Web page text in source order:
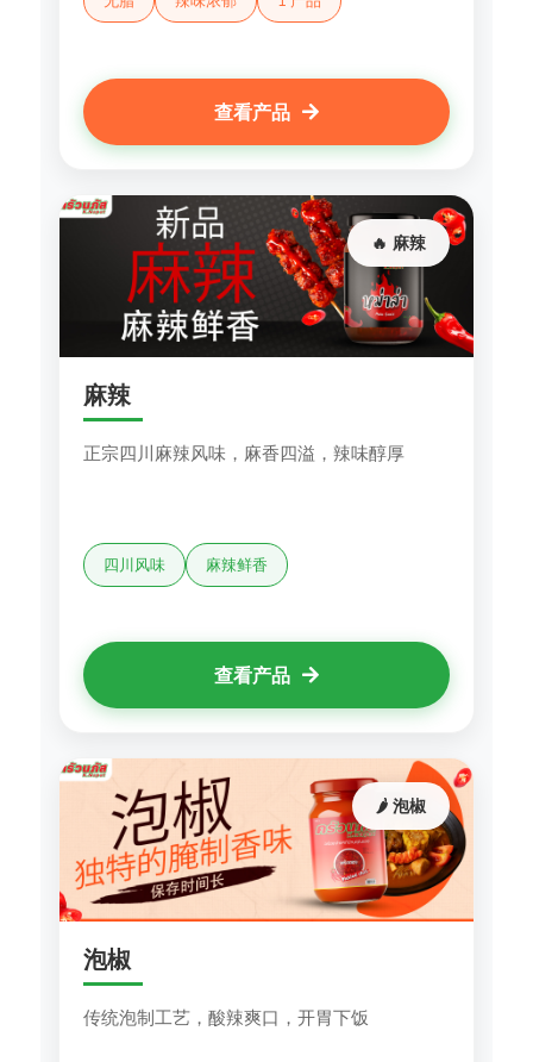
查看产品
🔥 麻辣
麻辣
正宗四川麻辣风味，麻香四溢，辣味醇厚
四川风味 麻辣鲜香
查看产品
🌶️ 泡椒
泡椒
传统泡制工艺，酸辣爽口，开胃下饭